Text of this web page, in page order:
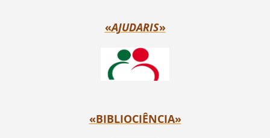
«AJUDARIS»
«BIBLIOCIÊNCIA»